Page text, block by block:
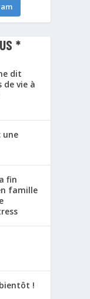
*
dit
de vie à
une
fin
famille
!